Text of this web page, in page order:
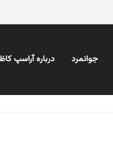
جوانمرد درباره آراسپ